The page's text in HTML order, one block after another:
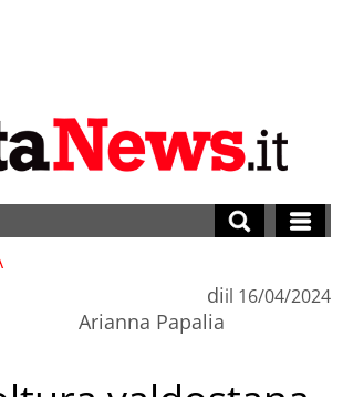
di
Arianna Papalia
il 16/04/2024